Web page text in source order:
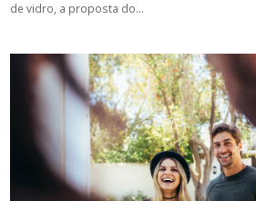
de vidro, a proposta do…